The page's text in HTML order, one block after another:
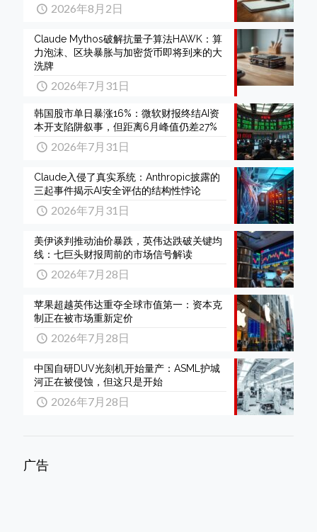
2026年8月2日
Claude Mythos破解抗量子算法HAWK：算
力泡沫、区块暴胀与加密货币即将到来的大
洗牌
2026年7月31日
韩国股市单日暴涨16%：微软财报终结AI资
本开支陷阱叙事，但距离6月峰值仍差27%
2026年7月31日
Claude入侵了真实系统：Anthropic披露的
三起事件揭示AI安全评估的结构性悖论
2026年7月31日
美伊谈判推动油价暴跌，英伟达跌破关键均
线：七巨头财报周前的市场信号解读
2026年7月28日
苹果超越英伟达重夺全球市值第一：资本克
制正在被市场重新定价
2026年7月28日
中国自研DUV光刻机开始量产：ASML护城
河正在被侵蚀，但这只是开始
2026年7月28日
广告